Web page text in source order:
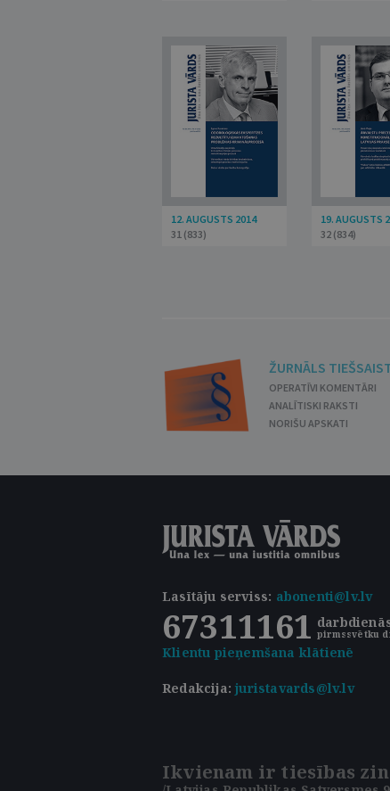
12. AUGUSTS 2014
31 (833)
19. AUGUSTS
32 (834)
ŽURNĀLS
OPERATĪVI KOMENTĀRI
ANALĪTISKI RAKSTI
NORIŠU APSKATI
Lasītāju serviss: abonenti@lv.lv
67311161 pirmssvētku
Klientu pieņemšana klātienē
Redakcija:juristavards@lv.lv
Ikvienam ir tiesības